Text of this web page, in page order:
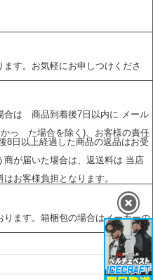
す。お気軽にお申しつけくださ
合は 商品到着後7日以内に メール
っ た場合を除く)、お客様の責任
8日以上経過した商品の返品はお受
が届いた場合は、返送料は 当店
お客様負担となります。
ます。箱梱包の場合はメーカーの